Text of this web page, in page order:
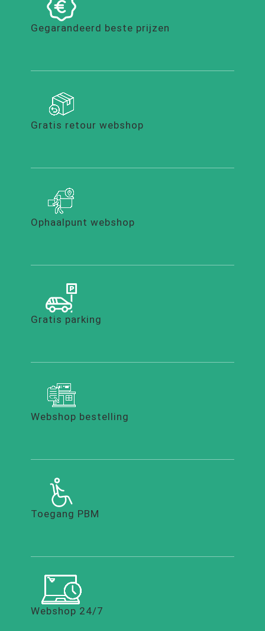
Gegarandeerd beste prijzen
Gratis retour webshop
Ophaalpunt webshop
Gratis parking
Webshop bestelling
Toegang PBM
Webshop 24/7